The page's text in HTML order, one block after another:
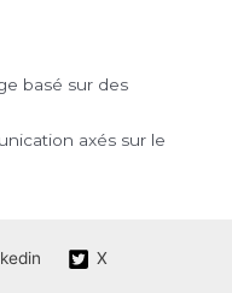
basé sur des
axés sur le
X